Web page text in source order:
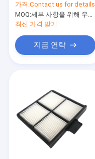
가격:Contact us for details
MOQ:세부 사항을 위해 우리와 연락하세요
최신 가격 받기
지금 연락